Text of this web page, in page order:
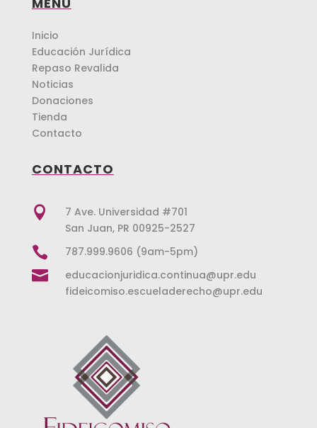
Inicio
Educación Jurídica
Repaso Revalida
Noticias
Donaciones
Tienda
Contacto
CONTACTO

7 Ave. Universidad #701
San Juan, PR 00925-2527
 787.999.9606 (9am-5pm)

educacionjuridica.continua@upr.edu
fideicomiso.escueladerecho@upr.edu